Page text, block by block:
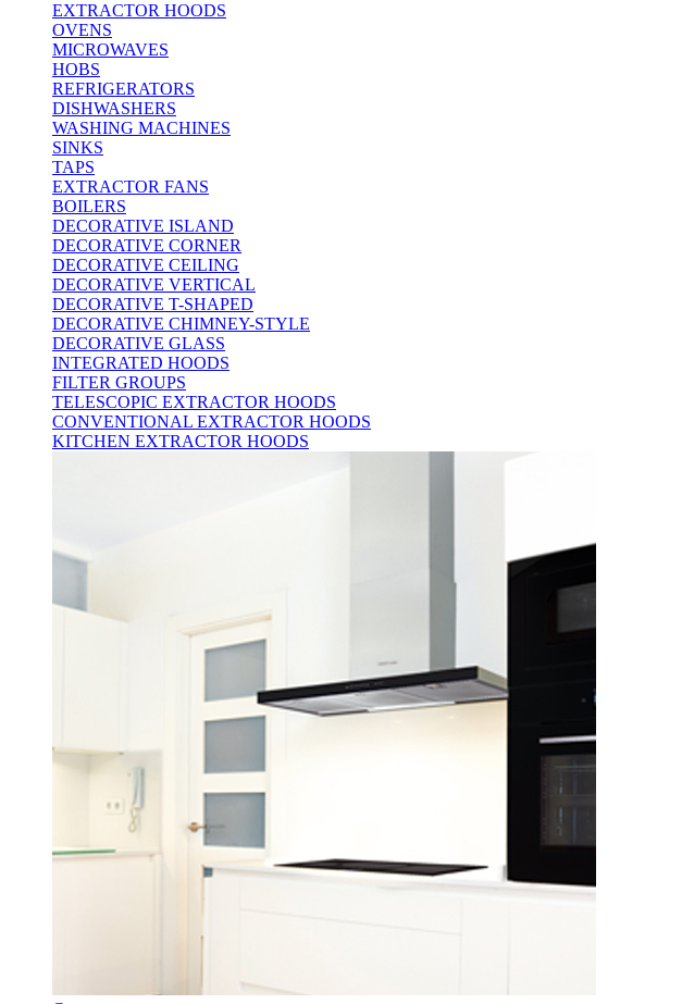
EXTRACTOR HOODS
OVENS
MICROWAVES
HOBS
REFRIGERATORS
DISHWASHERS
WASHING MACHINES
SINKS
TAPS
EXTRACTOR FANS
BOILERS
DECORATIVE ISLAND
DECORATIVE CORNER
DECORATIVE CEILING
DECORATIVE VERTICAL
DECORATIVE T-SHAPED
DECORATIVE CHIMNEY-STYLE
DECORATIVE GLASS
INTEGRATED HOODS
FILTER GROUPS
TELESCOPIC EXTRACTOR HOODS
CONVENTIONAL EXTRACTOR HOODS
KITCHEN EXTRACTOR HOODS